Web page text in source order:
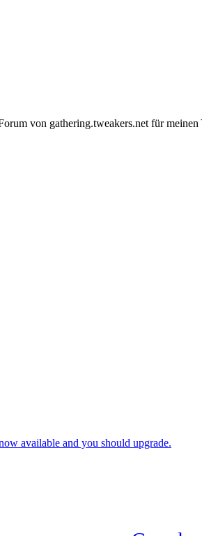
von gathering.tweakers.net für
available and you should upgrade.